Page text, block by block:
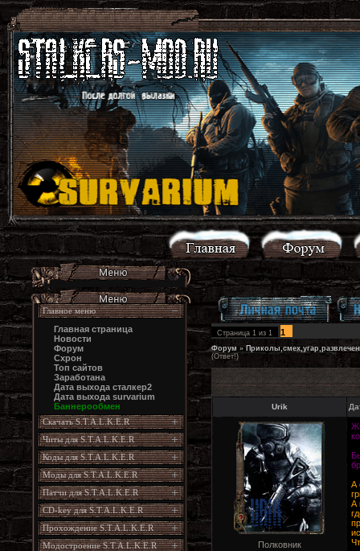
Главное меню
Главная страница
Новости
Форум
Схрон
Топ сайтов
Заработана
Дата выхода сталкер2
Дата выхода survarium
Баннерообмен
Скачать S.T.A.L.K.E.R
Читы для S.T.A.L.K.E.R
Коды для S.T.A.L.K.E.R
Моды для S.T.A.L.K.E.R
Патчи для S.T.A.L.K.E.R
CD-key для S.T.A.L.K.E.R
Прохождение S.T.A.L.K.E.R
Модостроение S.T.A.L.K.E.R
Страница 1 из 1 1
Форум »
(Ответ!)
Urik
Полковник
А
А